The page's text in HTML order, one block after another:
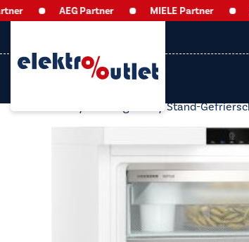
AEG Partner MIELE Partner
/Stand-